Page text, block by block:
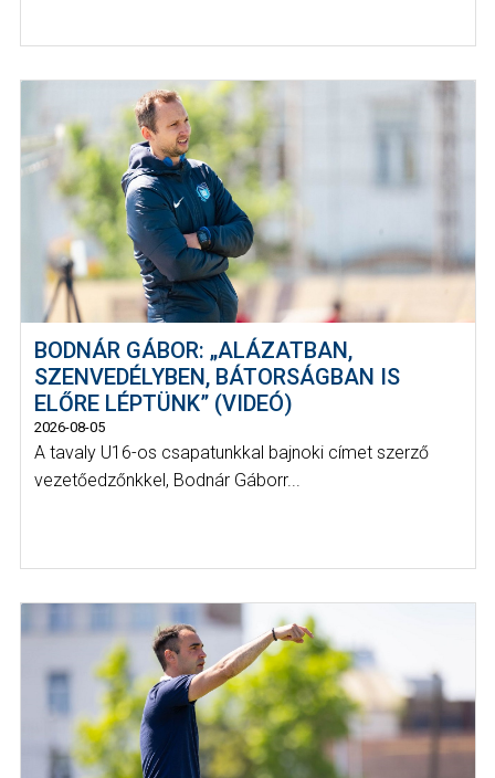
BODNÁR GÁBOR: „ALÁZATBAN,
SZENVEDÉLYBEN, BÁTORSÁGBAN IS
ELŐRE LÉPTÜNK” (VIDEÓ)
2026-08-05
A tavaly U16-os csapatunkkal bajnoki címet szerző
vezetőedzőnkkel, Bodnár Gáborr...